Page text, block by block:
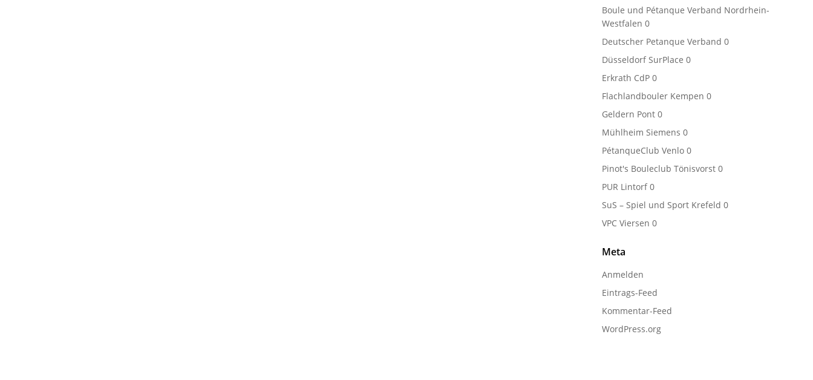
Boule und Pétanque Verband Nordrhein-
Westfalen 0
Deutscher Petanque Verband 0
Düsseldorf SurPlace 0
Erkrath CdP 0
Flachlandbouler Kempen 0
Geldern Pont 0
Mühlheim Siemens 0
PétanqueClub Venlo 0
Pinot's Bouleclub Tönisvorst 0
PUR Lintorf0
SuS – Spiel und Sport Krefeld 0
VPC Viersen 0
Meta
Anmelden
Eintrags-Feed
Kommentar-Feed
WordPress.org